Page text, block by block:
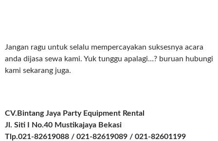
Jangan ragu untuk selalu mempercayakan suksesnya acara
anda dijasa sewa kami. Yuk tunggu apalagi…? buruan hubungi
kami sekarang juga.
CV.Bintang Jaya Party Equipment Rental
Jl. Siti I No.40 Mustikajaya Bekasi
Tlp.021-82619088 / 021-82619089 / 021-82601199